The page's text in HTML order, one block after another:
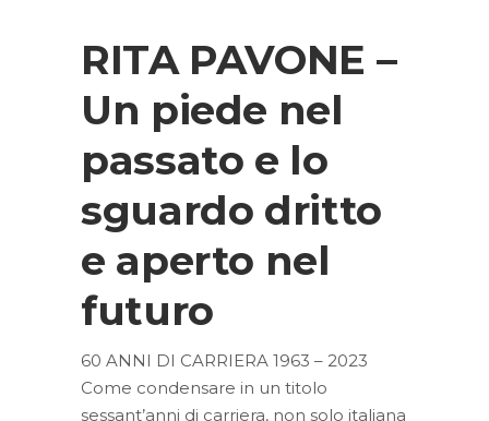
RITA PAVONE –
Un piede nel
passato e lo
sguardo dritto
e aperto nel
futuro
60 ANNI DI CARRIERA 1963 – 2023
Come condensare in un titolo
sessant’anni di carriera, non solo italiana